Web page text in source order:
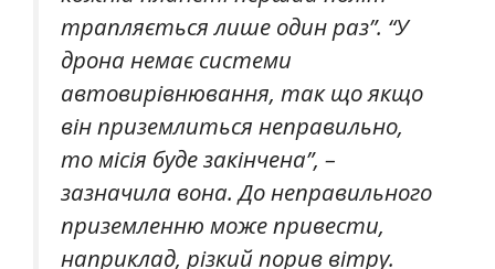
трапляється лише один раз”. “У
дрона немає системи
автовирівнювання, так що якщо
він приземлиться неправильно,
то місія буде закінчена”, –
зазначила вона. До неправильного
приземленню може привести,
наприклад, різкий порив вітру.